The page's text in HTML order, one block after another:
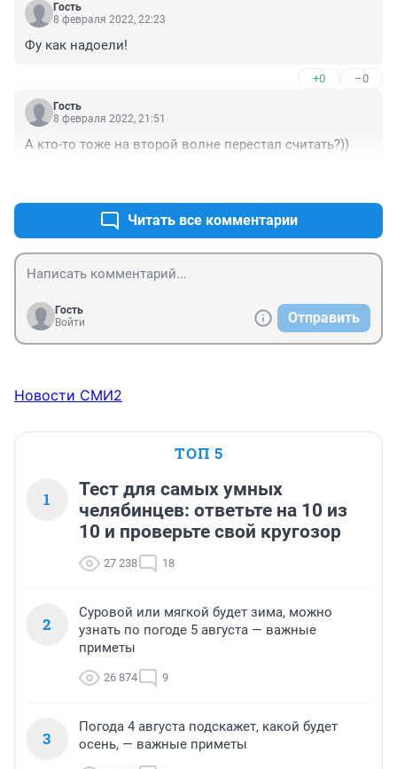
Гость
8 февраля 2022, 22:23
Фу как надоели!
+0 –0
Гость
8 февраля 2022, 21:51
А кто-то тоже на второй волне перестал считать?))
Читать все комментарии
Гость
Войти
Отправить
Новости СМИ2
ТОП 5
1
Тест для самых умных
челябинцев: ответьте на 10 из
10 и проверьте свой кругозор
27 238 18
2
Суровой или мягкой будет зима, можно
узнать по погоде 5 августа — важные
приметы
26 874 9
3
Погода 4 августа подскажет, какой будет
осень, — важные приметы